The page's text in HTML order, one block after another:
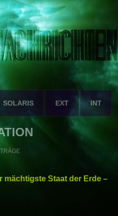
SOLARIS EXT INT
mächtigste Staat der Erde –